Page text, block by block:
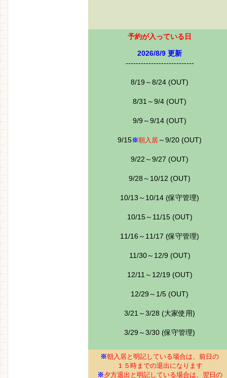
予約が入っている日
2026/8/9 更新
---------------------------
8/19～8/24 (OUT)
8/31～9/4 (OUT)
9/9～9/14 (OUT)
9/15※朝入居 ～9/20 (OUT)
9/22～9/27 (OUT)
9/28～10/12 (OUT)
10/13～10/14 (保守管理)
10/15～11/15 (OUT)
11/16～11/17 (保守管理)
11/30～12/9 (OUT)
12/11～12/19 (OUT)
12/29～1/5 (OUT)
3/21～3/28 (大家使用)
3/29～3/30 (保守管理)
※朝入居と明記している場合は、前日の
１５時までの退出になります
※夕方退出 と明記している場合は、翌日の